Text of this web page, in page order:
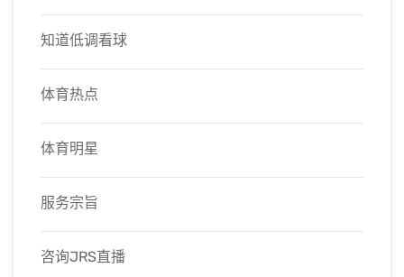
知道低调看球
体育热点
体育明星
服务宗旨
咨询JRS直播